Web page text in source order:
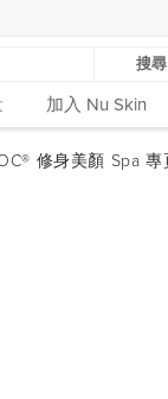
搜尋
加入 Nu Skin